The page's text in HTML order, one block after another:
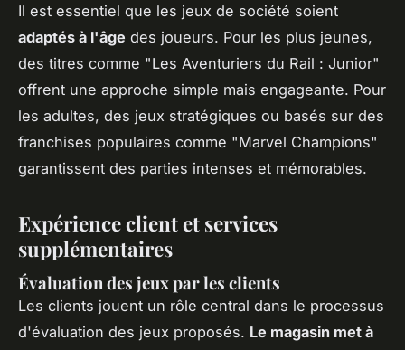
Il est essentiel que les jeux de société soient
adaptés à l'âge des joueurs. Pour les plus jeunes,
des titres comme "Les Aventuriers du Rail : Junior"
offrent une approche simple mais engageante. Pour
les adultes, des jeux stratégiques ou basés sur des
franchises populaires comme "Marvel Champions"
garantissent des parties intenses et mémorables.
Expérience client et services
supplémentaires
Évaluation des jeux par les clients
Les clients jouent un rôle central dans le processus
d'évaluation des jeux proposés. Le magasin met à